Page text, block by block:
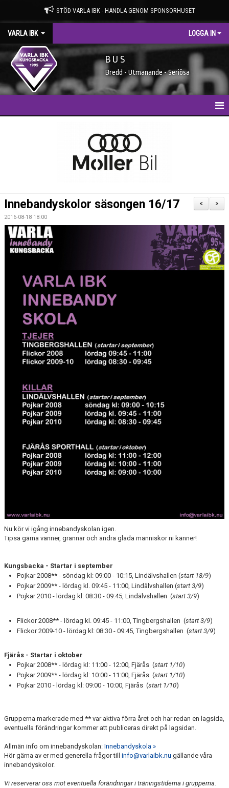
STÖD VARLA IBK - HANDLA GENOM SPONSORHUSET
VARLA IBK LOGGA IN
B U S
Bredd - Utmanande - Seriösa
SPONSORER
OM KLUBBEN
VÅRA LAG
KONTAKT
DOKUMENT
>
<
Innebandyskolor säsongen 16/17
2016-08-18 18:00
Nu kör vi igång innebandyskolan igen.
Tipsa gärna vänner, grannar och andra glada människor ni känner!
Kungsbacka - Startar i september
Pojkar 2008** - söndag kl: 09:00 - 10:15, Lindälvshallen (start 18/9)
Pojkar 2009** - lördag kl. 09:45 - 11:00, Lindälvshallen (start 3/9)
Pojkar 2010 - lördag kl: 08:30 - 09:45, Lindälvshallen (start 3/9)
Flickor 2008** - lördag kl. 09:45 - 11:00, Tingbergshallen (start 3/9)
Flickor 2009-10 - lördag kl: 08:30 - 09:45, Tingbergshallen (start 3/9)
Fjärås - Startar i oktober
Pojkar 2008** - lördag kl: 11:00 - 12:00, Fjärås (start 1/10)
Pojkar 2009** - lördag kl: 10:00 - 11:00, Fjärås (start 1/10)
Pojkar 2010 - lördag kl: 09:00 - 10:00, Fjärås (start 1/10)
Grupperna markerade med ** var aktiva förra året och har redan en lagsida,
eventuella förändringar kommer att publiceras direkt på lagsidan.
Allmän info om innebandyskolan: Innebandyskola »
Hör gärna av er med generella frågor till info@varlaibk.nu gällande våra
innebandyskolor.
Vi reserverar oss mot eventuella förändringar i träningstiderna i grupperna.